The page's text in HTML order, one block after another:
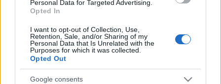
Personal Data for Targeted Advertising.
Opted In
I want to opt-out of Collection, Use,
Retention, Sale, and/or Sharing of my
Personal Data that Is Unrelated with the
Purposes for which it was collected.
Opted Out
Google consents
Ásmány Zoltán animációi különleges vizuális világot
minden STEREO AKT előadásban - ezúttal is Bartha
Márk elektronikus zenész, hangdesigner felel.
Az előadás bemutatója 2019. március 14-én a
tübingeni egykori Löwen moziban kerül